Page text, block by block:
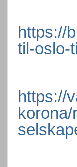
https://
til-oslo-
https://